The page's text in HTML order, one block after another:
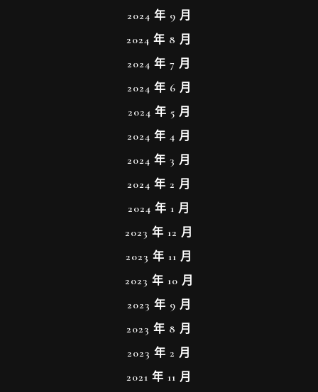
2024 年 9 月
2024 年 8 月
2024 年 7 月
2024 年 6 月
2024 年 5 月
2024 年 4 月
2024 年 3 月
2024 年 2 月
2024 年 1 月
2023 年 12 月
2023 年 11 月
2023 年 10 月
2023 年 9 月
2023 年 8 月
2023 年 2 月
2021 年 11 月